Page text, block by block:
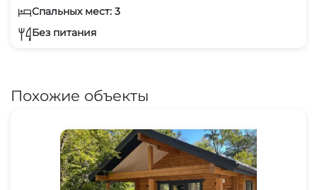
Спальных мест: 3
Без питания
Похожие объекты